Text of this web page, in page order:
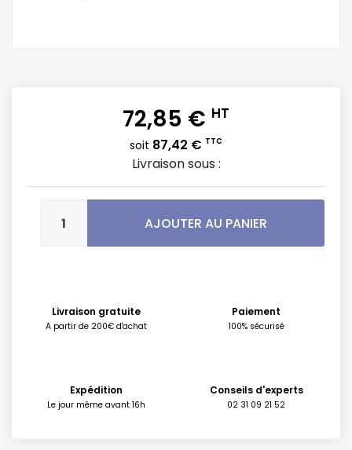
72,85 € HT
soit 87,42 € TTC
Livraison sous :
AJOUTER AU PANIER
Livraison gratuite
A partir de 200€ d'achat
Paiement
100% sécurisé
Expédition
Le jour même avant 16h
Conseils d'experts
02 31 09 21 52